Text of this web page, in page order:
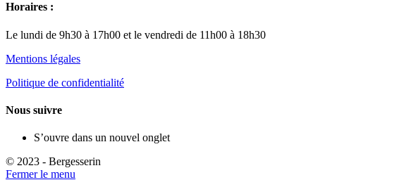
Horaires :
Le lundi de 9h30 à 17h00 et le vendredi de 11h00 à 18h30
Mentions légales
Politique de confidentialité
Nous suivre
S’ouvre dans un nouvel onglet
© 2023 - Bergesserin
Fermer le menu